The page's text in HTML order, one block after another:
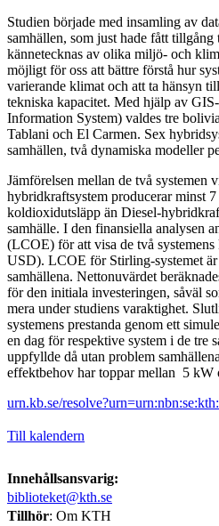
Studien började med insamling av
samhällen, som just hade fått tillgång
kännetecknas av olika miljö- och
möjligt för oss att bättre förstå hur
varierande klimat och att ta hänsyn
tekniska kapacitet. Med hjälp av
Information System) valdes tre
Tablani och El Carmen. Sex
samhällen, två dynamiska modeller
Jämförelsen mellan de två systemen
hybridkraftsystem producerar minst
koldioxidutsläpp än Diesel-
samhälle. I den finansiella analysen
(LCOE) för att visa de två
USD). LCOE för Stirling-systemet
samhällena. Nettonuvärdet
för den initiala investeringen, såväl
mera under studiens varaktighet.
systemens prestanda genom ett
en dag för respektive system i de tre
uppfyllde då utan problem
effektbehov har toppar mellan 5 kW
urn.kb.se/
Till kalendern
Innehållsansvarig:
biblioteket@kth.se
Tillhör: Om KTH